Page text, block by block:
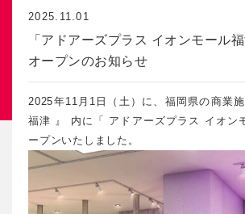
2025.11.01
「アドアーズプラス イオンモール
オープンのお知らせ
2025年11月1日（土）に、福岡県の商業
福津 』 内に「 アドアーズプラス イオン
ープンいたしました。